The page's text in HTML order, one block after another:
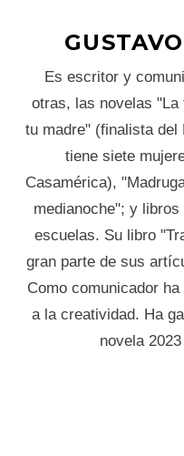
Es escritor y
otras, las novelas "La
tu madre" (finalista del
tiene siete
Casamérica),
medianoche"; y
escuelas. Su libro
gran parte de sus
Como comunicador
a la creatividad. Ha
novela